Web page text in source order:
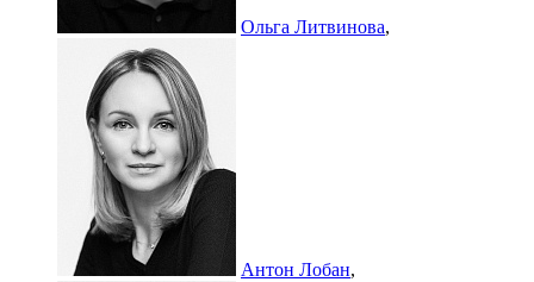
Ольга Литвинова,
Антон Лобан,